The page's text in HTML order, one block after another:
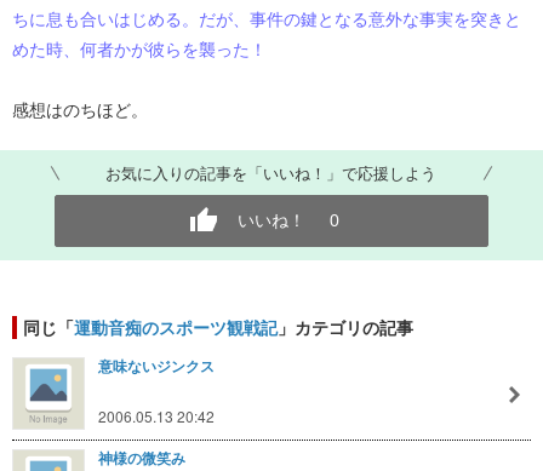
ちに息も合いはじめる。だが、事件の鍵となる意外な事実を突きと
めた時、何者かが彼らを襲った！
感想はのちほど。
お気に入りの記事を「いいね！」で応援しよう
いいね！ 0
同じ「運動音痴のスポーツ観戦記」カテゴリの記事
意味ないジンクス
2006.05.13 20:42
神様の微笑み